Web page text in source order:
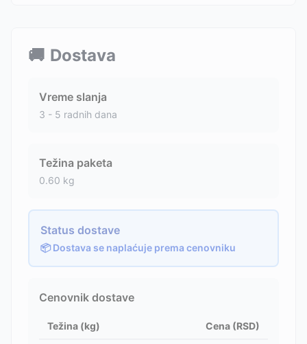
🚚 Dostava
Vreme slanja
3 - 5 radnih dana
Težina paketa
0.60 kg
Status dostave
📦 Dostava se naplaćuje prema cenovniku
Cenovnik dostave
Težina (kg) Cena (RSD)